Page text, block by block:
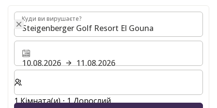
Куди ви вирушаєте?
Куди ви вирушаєте?
10.08.2026
11.08.2026
Виберіть кількість кімнат та гостей для вашого
1 Кімната(и) ⋅ 1 Дорослий